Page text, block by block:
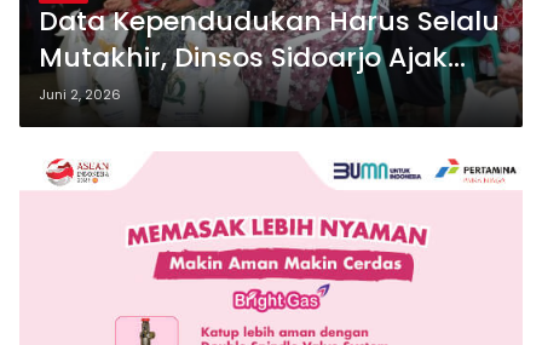
Data Kependudukan Harus Selalu
Mutakhir, Dinsos Sidoarjo Ajak
Warga Berpartisipasi
Juni 2, 2026